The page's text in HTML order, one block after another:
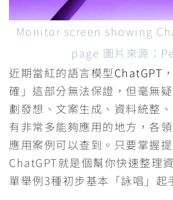
Monitor screen showing
page 圖片來源：
近期當紅的語言模型ChatGPT
確」這部分無法保證，但毫無
劃發想、文案生成、資料統整
有非常多能夠應用的地方，各
應用案例可以查到。只要掌握提
ChatGPT就是個幫你快速整理
單舉例3種初步基本「詠唱」起